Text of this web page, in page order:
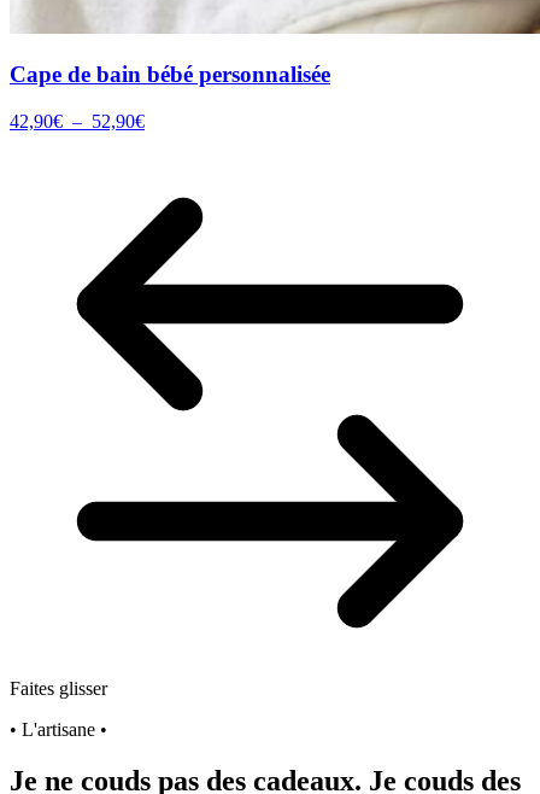
Cape de bain bébé personnalisée
42,90€ – 52,90€Plage
52,90€
Faites glisser
• L'artisane •
Je ne couds pas des cadeaux. Je couds des